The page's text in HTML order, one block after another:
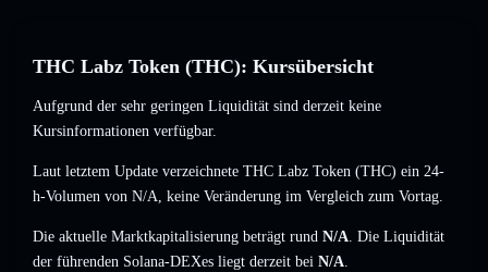
THC Labz Token (THC): Kursübersicht
Aufgrund der sehr geringen Liquidität sind derzeit keine
Kursinformationen verfügbar.
Laut letztem Update verzeichnete THC Labz Token (THC) ein 24-
h-Volumen von N/A, keine Veränderung im Vergleich zum Vortag.
Die aktuelle Marktkapitalisierung beträgt rund N/A. Die Liquidität
der führenden Solana-DEXes liegt derzeit bei N/A.